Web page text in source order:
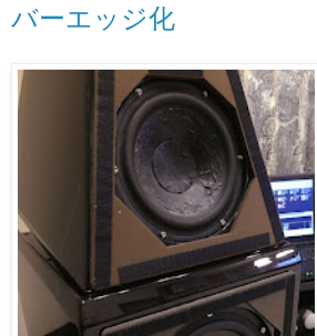
バーエッジ化